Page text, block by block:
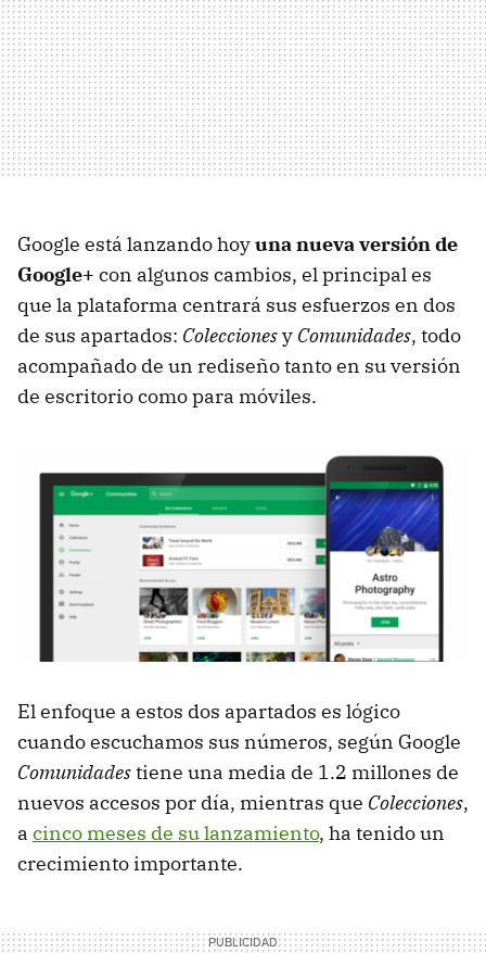
Google está lanzando hoyuna nueva versión de
Google+ con algunos cambios, el principal es
que la plataforma centrará sus esfuerzos en dos
de sus apartados: Coleccionesy Comunidades, todo
acompañado de un rediseño tanto en su versión
de escritorio como para móviles.
El enfoque a estos dos apartados es lógico
cuando escuchamos sus números, según Google
Comunidadestiene una media de 1.2 millones de
nuevos accesos por día, mientras que Colecciones,
a cinco meses de su lanzamiento, ha tenido un
crecimiento importante.